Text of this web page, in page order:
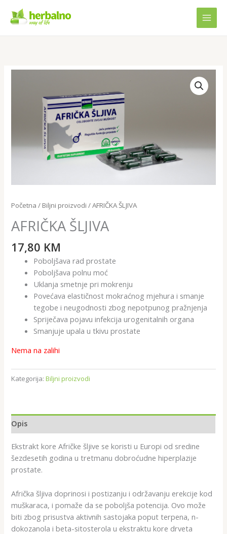
Početna / Biljni proizvodi / AFRIČKA ŠLJIVA
AFRIČKA ŠLJIVA
17,80 KM
Poboljšava rad prostate
Poboljšava polnu moć
Uklanja smetnje pri mokrenju
Povećava elastičnost mokraćnog mjehura i smanje
tegobe i neugodnosti zbog nepotpunog pražnjenja
Spriječava pojavu infekcija urogenitalnih organa
Smanjuje upala u tkivu prostate
Nema na zalihi
Kategorija:Biljni proizvodi
Opis
Ekstrakt kore Afričke šljive se koristi u Europi od sredine
šezdesetih godina u tretmanu dobroćudne hiperplazije
prostate.
Afrička šljiva doprinosi i postizanju i održavanju erekcije kod
muškaraca, i pomaže da se poboljša potencija. Ovo može
biti zbog prisustva aktivnih sastojaka poput terpena, n-
dokozanola i beta-sitosterola u ekstraktu kore drveta